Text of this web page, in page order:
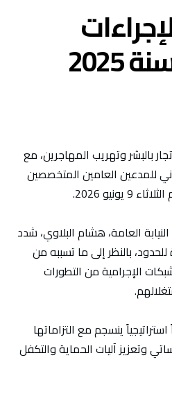
بالبشر وتهريب المهاجرين، مع
للمدعين العامين المتخصصين
2026.
العامة، هشام البلاوي، شدد
بالنظر إلى ما تسببه من
الإجرامية من التطورات
ينسجم مع التزاماتها
وتعزيز آليات الحماية والتكفل